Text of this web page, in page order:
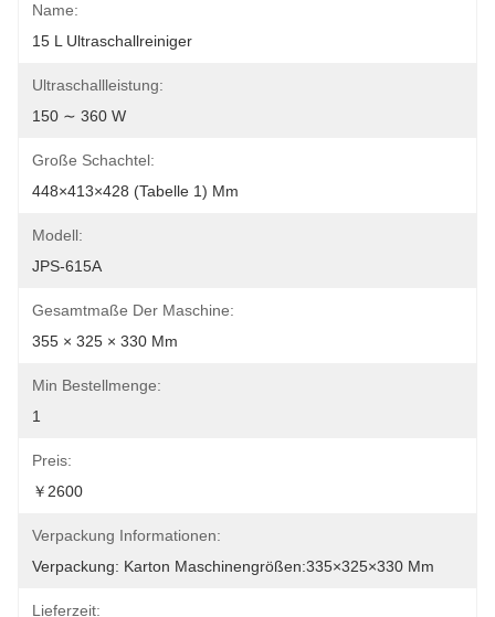
Name:
15 L Ultraschallreiniger
Ultraschallleistung:
150 ∼ 360 W
Große Schachtel:
448×413×428 (Tabelle 1) Mm
Modell:
JPS-615A
Gesamtmaße Der Maschine:
355 × 325 × 330 Mm
Min Bestellmenge:
1
Preis:
￥2600
Verpackung Informationen:
Verpackung: Karton Maschinengrößen:335×325×330 Mm
Lieferzeit: